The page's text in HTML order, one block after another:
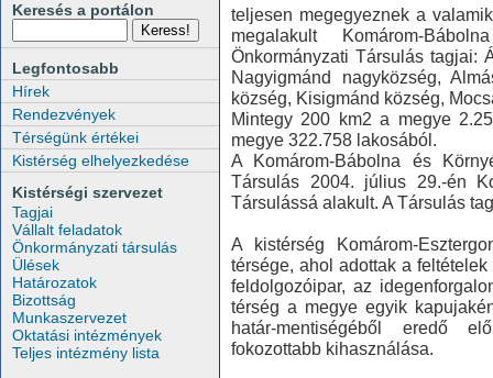
Keresés a portálon
Legfontosabb
Hírek
Rendezvények
Térségünk értékei
Kistérség elhelyezkedése
Kistérségi szervezet
Tagjai
Vállalt feladatok
Önkormányzati társulás
Ülések
Határozatok
Bizottság
Munkaszervezet
Oktatási intézmények
Teljes intézmény lista
teljesen megegyeznek a
megalakult Komárom-
Önkormányzati Társulás tagjai:
Nagyigmánd nagyközség,
község, Kisigmánd község,
Mintegy 200 km2 a megye
megye 322.758 lakosából.
A Komárom-Bábolna és
Társulás 2004. július 29.-én
Társulássá alakult. A Társulás
A kistérség Komárom-
térsége, ahol adottak a
feldolgozóipar, az
térség a megye egyik
határ-mentiségéből eredő
fokozottabb kihasználása.